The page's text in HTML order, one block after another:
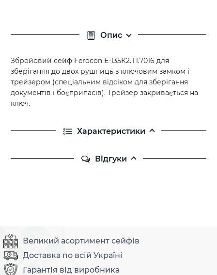
Опис
Збройовий сейф Ferocon Е-135К2.Т1.7016 для
зберігання до двох рушниць з ключовим замком і
трейзером (спеціальним відсіком для зберігання
документів і боєприпасів). Трейзер закривається на
ключ.
Характеристики
Відгуки
Великий асортимент сейфів
Доставка по всій Україні
Гарантія від виробника